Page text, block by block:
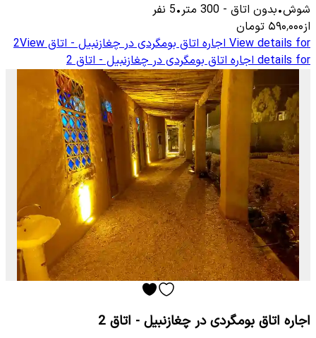
شوش•بدون اتاق -
300 متر•
5 نفر
از۵۹۰٬۰۰۰ تومان
View details for اجاره اتاق بومگردی در چغازنبیل - اتاق 2View
details for اجاره اتاق بومگردی در چغازنبیل - اتاق 2
اجاره اتاق بومگردی در چغازنبیل - اتاق 2